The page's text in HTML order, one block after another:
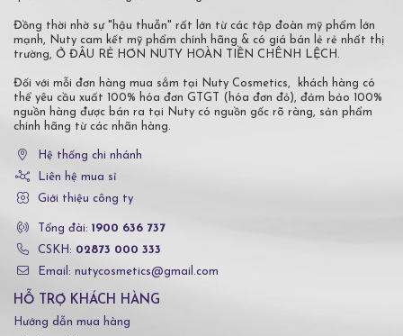
Đồng thời nhờ sự "hậu thuẫn" rất lớn từ các tập đoàn mỹ phẩm lớn
mạnh, Nuty cam kết mỹ phẩm chính hãng & có giá bán lẻ rẻ nhất thị
trường, Ở ĐÂU RẺ HƠN NUTY HOÀN TIỀN CHÊNH LỆCH.
Đối với mỗi đơn hàng mua sắm tại Nuty Cosmetics, khách hàng có
thể yêu cầu xuất 100% hóa đơn GTGT (hóa đơn đỏ), đảm bảo 100%
nguồn hàng được bán ra tại Nuty có nguồn gốc rõ ràng, sản phẩm
chính hãng từ các nhãn hàng.
Hệ thống chi nhánh
Liên hệ mua sỉ
Giới thiệu công ty
Tổng đài: 1900 636 737
CSKH: 02873 000 333
Email: nutycosmetics@gmail.com
HỖ TRỢ KHÁCH HÀNG
Hướng dẫn mua hàng